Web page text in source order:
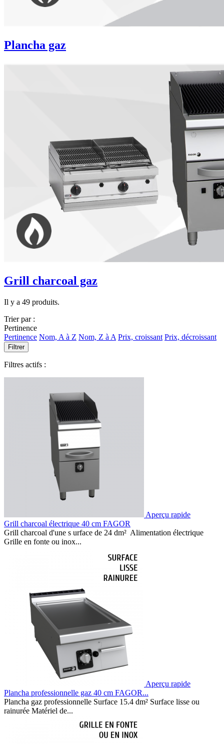
Plancha gaz
Grill charcoal gaz
Il y a 49 produits.
Trier par :
Pertinence
Pertinence Nom, A à Z Nom, Z à A Prix, croissant Prix, décroissant
Filtrer
Filtres actifs :
Aperçu rapide
Grill charcoal électrique 40 cm FAGOR
Grill charcoal d'une s urface de 24 dm² Alimentation électrique
Grille en fonte ou inox...
Aperçu rapide
Plancha professionnelle gaz 40 cm FAGOR...
Plancha gaz professionnelle Surface 15.4 dm² Surface lisse ou
rainurée Matériel de...